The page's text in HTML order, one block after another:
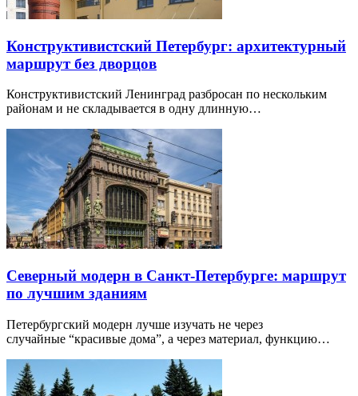
Конструктивистский Петербург: архитектурный
маршрут без дворцов
Конструктивистский Ленинград разбросан по нескольким
районам и не складывается в одну длинную…
Северный модерн в Санкт-Петербурге: маршрут
по лучшим зданиям
Петербургский модерн лучше изучать не через
случайные “красивые дома”, а через материал, функцию…